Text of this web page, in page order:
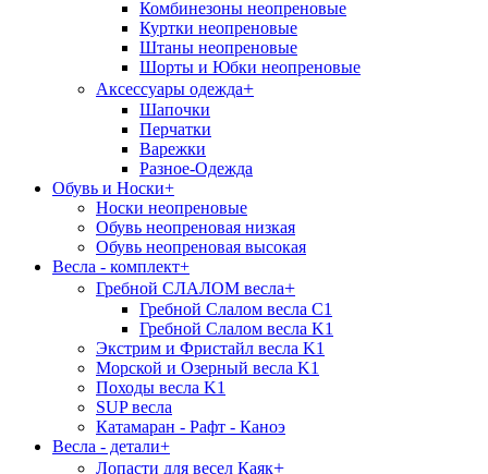
Комбинезоны неопреновые
Куртки неопреновые
Штаны неопреновые
Шорты и Юбки неопреновые
Аксессуары одежда+
Шапочки
Перчатки
Варежки
Разное-Одежда
Обувь и Носки+
Носки неопреновые
Обувь неопреновая низкая
Обувь неопреновая высокая
Весла - комплект+
Гребной СЛАЛОМ весла+
Гребной Слалом весла C1
Гребной Слалом весла K1
Экстрим и Фристайл весла K1
Морской и Озерный весла K1
Походы весла K1
SUP весла
Катамаран - Рафт - Каноэ
Весла - детали+
Лопасти для весел Каяк+